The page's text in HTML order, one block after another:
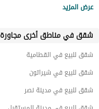
شقق للبيع في التسعين الشمالى
شقق للبيع في جي ايست
شقق للبيع في رامبلاس
عرض المزيد
شقق في مناطق أخرى مجاورة
شقق للبيع في القطامية
شقق للبيع في شيراتون
شقق للبيع في مدينة نصر